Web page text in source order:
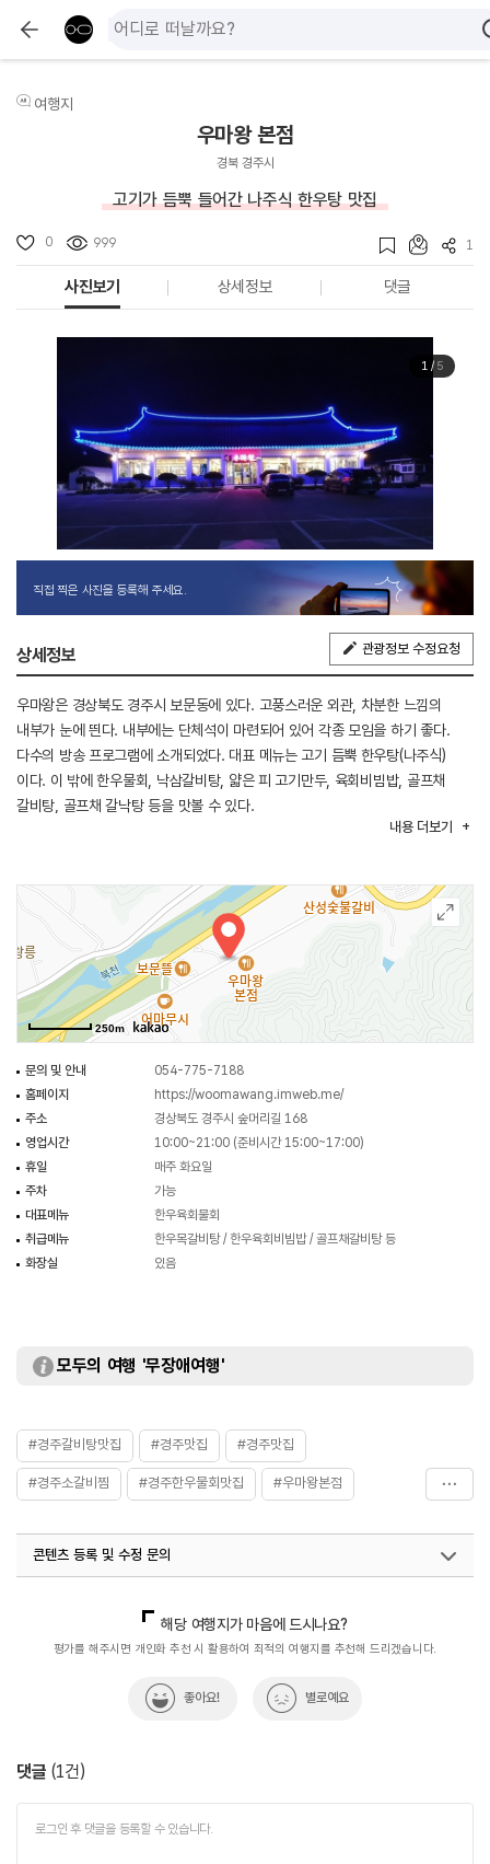
여행지
우마왕 본점
경북 경주시
고기가 듬뿍 들어간 나주식 한우탕 맛집
0 999 1
사진보기 상세정보 댓글
1/ 5
직접 찍은 사진을 등록해 주세요.
상세정보 관광정보 수정요청
우마왕은 경상북도 경주시 보문동에 있다. 고풍스러운 외관, 차분한 느낌의
내부가 눈에 띈다. 내부에는 단체석이 마련되어 있어 각종 모임을 하기 좋다.
다수의 방송 프로그램에 소개되었다. 대표 메뉴는 고기 듬뿍 한우탕(나주식)
이다. 이 밖에 한우물회, 낙삼갈비탕, 얇은 피 고기만두, 육회비빔밥, 골프채
갈비탕, 골프채 갈낙탕 등을 맛볼 수 있다.
경주 IC에서 가깝고 인근에 보문관광단지, 경주 CC, 경주월드가 있다.
내용 더보기
250m
문의 및 안내
054-775-7188
홈페이지
https://woomawang.imweb.me/
주소
경상북도 경주시 숲머리길 168
영업시간
10:00~21:00 (준비시간 15:00~17:00)
휴일
매주 화요일
주차
가능
대표메뉴
한우육회물회
취급메뉴
한우목갈비탕 / 한우육회비빔밥 / 골프채갈비탕 등
화장실
있음
모두의 여행 '무장애여행'
#경주갈비탕맛집 #경주맛집 #경주맛집
#경주소갈비찜 #경주한우물회맛집 #우마왕본점
콘텐츠 등록 및 수정 문의
해당 여행지가 마음에 드시나요?
평가를 해주시면 개인화 추천 시 활용하여 최적의 여행지를 추천해 드리겠습니다.
좋아요! 별로예요
댓글 (1건)